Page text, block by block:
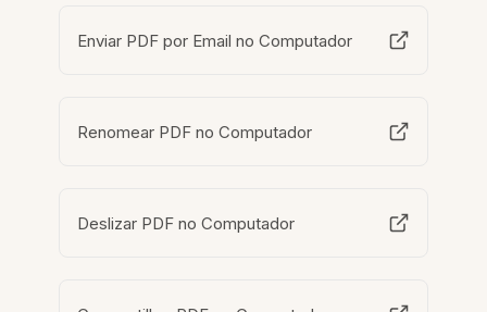
Enviar PDF por Email no Computador
Renomear PDF no Computador
Deslizar PDF no Computador